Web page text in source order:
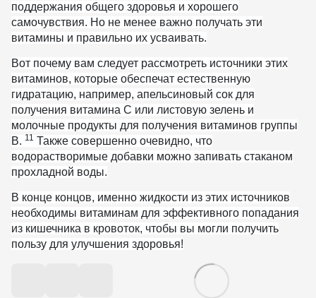
поддержания общего здоровья и хорошего
самочувствия. Но не менее важно получать эти
витамины и правильно их усваивать.
Вот почему вам следует рассмотреть источники этих
витаминов, которые обеспечат естественную
гидратацию, например, апельсиновый сок для
получения витамина С или листовую зелень и
молочные продукты для получения витаминов группы
В. 11 Также совершенно очевидно, что
водорастворимые добавки можно запивать стаканом
прохладной воды.
В конце концов, именно жидкости из этих источников
необходимы витаминам для эффективного попадания
из кишечника в кровоток, чтобы вы могли получить
пользу для улучшения здоровья!